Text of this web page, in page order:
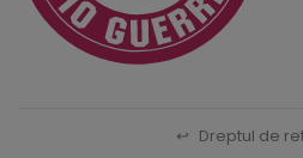
↩ Dreptul de